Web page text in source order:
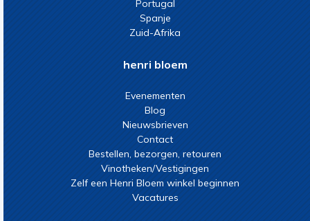
Portugal
Spanje
Zuid-Afrika
henri bloem
Evenementen
Blog
Nieuwsbrieven
Contact
Bestellen, bezorgen, retouren
Vinotheken/Vestigingen
Zelf een Henri Bloem winkel beginnen
Vacatures